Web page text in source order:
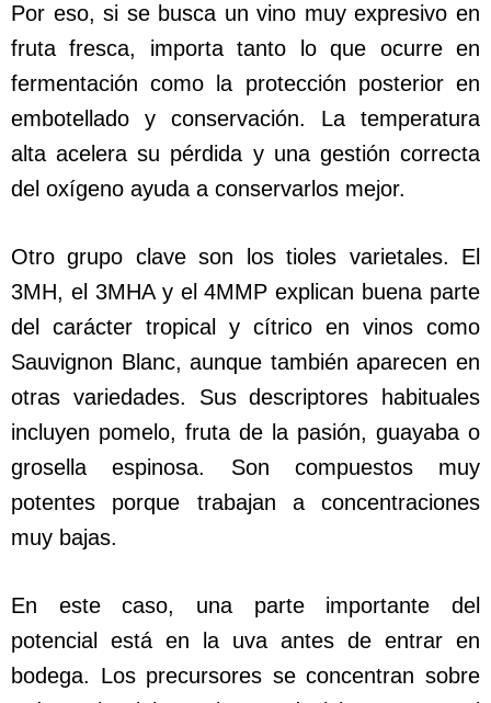
Por eso, si se busca un vino muy expresivo en
fruta fresca, importa tanto lo que ocurre en
fermentación como la protección posterior en
embotellado y conservación. La temperatura
alta acelera su pérdida y una gestión correcta
del oxígeno ayuda a conservarlos mejor.
Otro grupo clave son los tioles varietales. El
3MH, el 3MHA y el 4MMP explican buena parte
del carácter tropical y cítrico en vinos como
Sauvignon Blanc, aunque también aparecen en
otras variedades. Sus descriptores habituales
incluyen pomelo, fruta de la pasión, guayaba o
grosella espinosa. Son compuestos muy
potentes porque trabajan a concentraciones
muy bajas.
En este caso, una parte importante del
potencial está en la uva antes de entrar en
bodega. Los precursores se concentran sobre